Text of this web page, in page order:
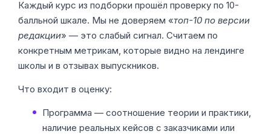
Каждый курс из подборки прошёл проверку по 10-
балльной шкале. Мы не доверяем «топ-10 по версии
редакции» — это слабый сигнал. Считаем по
конкретным метрикам, которые видно на лендинге
школы и в отзывах выпускников.
Что входит в оценку:
Программа — соотношение теории и практики,
наличие реальных кейсов с заказчиками или